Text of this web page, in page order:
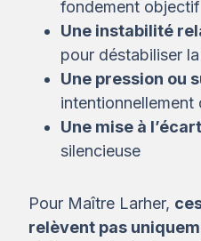
fondement objectif
Une instabilité
pour déstabiliser
Une pression ou
intentionnellement
Une mise à
silencieuse
Pour Maître Larher,
relèvent pas